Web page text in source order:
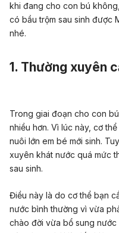
khi đang cho con bú
có bầu trộm sau sinh được
nhé.
1. Thường xuyên
Trong giai đoạn cho con
nhiều hơn. Vì lúc này, cơ
nuôi lớn em bé mới sinh.
xuyên khát nước quá mức
sau sinh.
Điều này là do cơ thể bạn
nước bình thường vì vừa
chào đời vừa bổ sung